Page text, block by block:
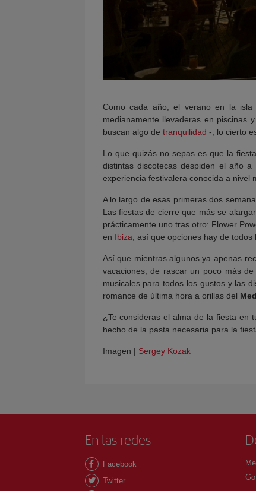
Como cada año, el verano en la isla
medianamente llevaderas en
buscan algo de tranquilidad -, lo cierto
Lo que quizás no sepas es que la
distintas discotecas despiden el año
experiencia festivalera conocida a nivel
A lo largo de esas primeras dos
Las fiestas de cierre que más se
prácticamente uno tras otro: Flower
en Ibiza , así que opciones hay de
Así que mientras algunos ya apenas
vacaciones, de rascar un poco más
musicales para todos los gustos y las
romance de última hora a orillas del
¿Te consideras el alma de la fiesta en
hecho de la pasta necesaria para la
Imagen | Sergey Kozak
En las redes
Facebook
Twitter